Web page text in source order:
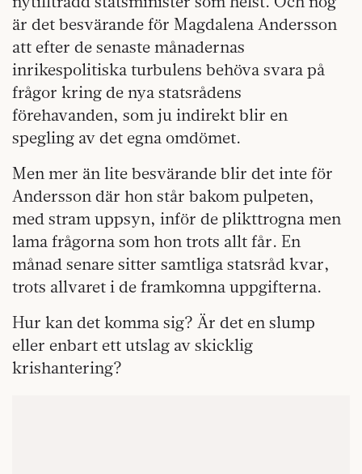
är det besvärande för Magdalena Andersson
att efter de senaste månadernas
inrikespolitiska turbulens behöva svara på
frågor kring de nya statsrådens
förehavanden, som ju indirekt blir en
spegling av det egna omdömet.
Men mer än lite besvärande blir det inte för
Andersson där hon står bakom pulpeten,
med stram uppsyn, inför de plikttrogna men
lama frågorna som hon trots allt får. En
månad senare sitter samtliga statsråd kvar,
trots allvaret i de framkomna uppgifterna.
Hur kan det komma sig? Är det en slump
eller enbart ett utslag av skicklig
krishantering?